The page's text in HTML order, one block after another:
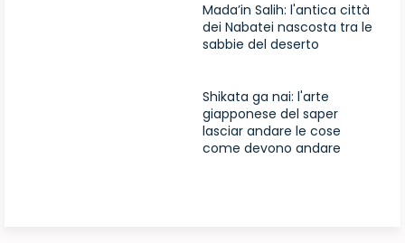
Mada’in Salih: l'antica città
dei Nabatei nascosta tra le
sabbie del deserto
Shikata ga nai: l'arte
giapponese del saper
lasciar andare le cose
come devono andare